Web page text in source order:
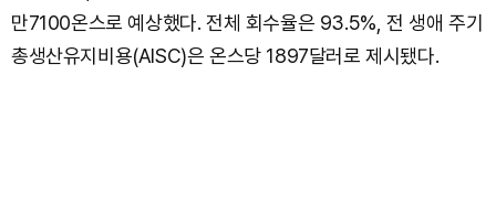
만7100온스로 예상했다. 전체 회수율은 93.5%, 전 생애 주기
총생산유지비용(AISC)은 온스당 1897달러로 제시됐다.